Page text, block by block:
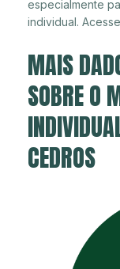
especialmente
individual.
MAIS
SOBRE O
CEDROS